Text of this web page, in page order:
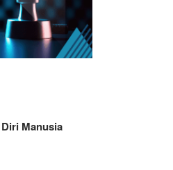
Manusia